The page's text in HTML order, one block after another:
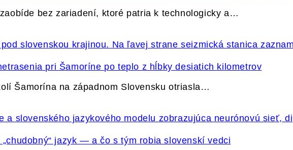
bez zariadení, ktoré patria k technologicky a…
pri Šamoríne po teplo z hĺbky desiatich kilometrov
Šamorína na západnom Slovensku otriasla…
jazyk — a čo s tým robia slovenskí vedci